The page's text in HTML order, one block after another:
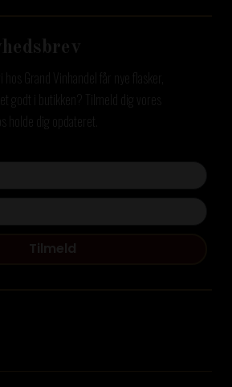
hos Grand Vinhandel får nye flasker,
godt i butikken? Tilmeld dig vores
holde dig opdateret.
Tilmeld